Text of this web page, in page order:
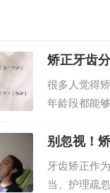
矫正牙齿
很多人觉得
年龄段都能
机。理想的
别忽视！
牙齿矫正作
当、护理疏